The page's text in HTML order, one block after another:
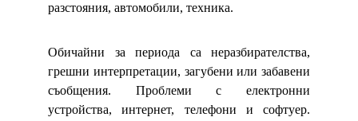
разстояния, автомобили, техника.
Обичайни за периода са неразбирателства,
грешни интерпретации, загубени или забавени
съобщения. Проблеми с електронни
устройства, интернет, телефони и софтуер.